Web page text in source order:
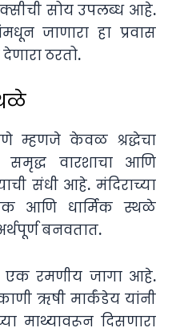
सोय उपलब्ध आहे.
जाणारा हा प्रवास
ठरतो.
म्हणजे केवळ श्रद्धेचा
समृद्ध वारशाचा आणि
संधी आहे. मंदिराच्या
आणि धार्मिक स्थळे
बनवतात.
एक रमणीय जागा आहे.
ऋषी मार्कंडेय यांनी
माथ्यावरून दिसणारा